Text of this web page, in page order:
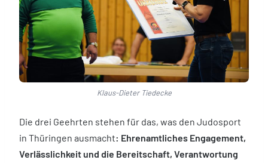
Klaus-Dieter Tiedecke
Die drei Geehrten stehen für das, was den Judosport
in Thüringen ausmacht: Ehrenamtliches Engagement,
Verlässlichkeit und die Bereitschaft, Verantwortung